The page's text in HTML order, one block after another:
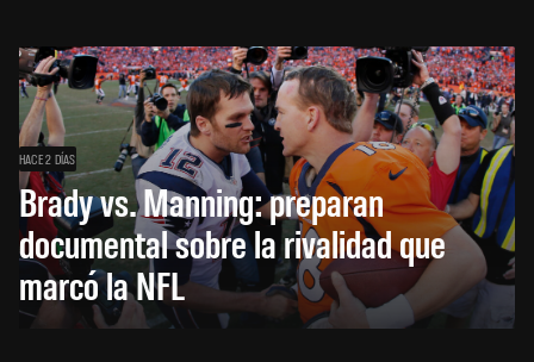
HACE 2 DÍAS
Brady vs. Manning: preparan
documental sobre la rivalidad que
marcó la NFL